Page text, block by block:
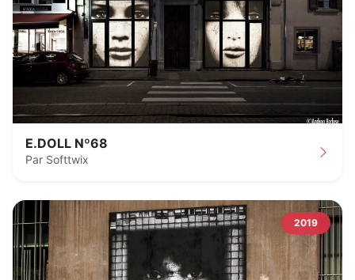
E.DOLL Nº68
Par Softtwix
2019